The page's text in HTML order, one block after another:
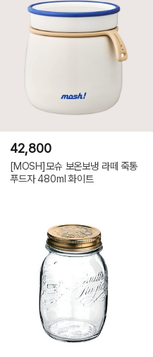
42,800
[MOSH]모슈 보온보냉 라떼 죽통
푸드자 480ml 화이트